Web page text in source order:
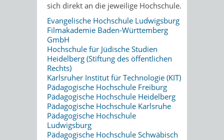
sich direkt an die jeweilige Hochschule.
Evangelische Hochschule Ludwigsburg
Filmakademie Baden-Württemberg
GmbH
Hochschule für Jüdische Studien
Heidelberg (Stiftung des öffentlichen
Rechts)
Karlsruher Institut für Technologie (KIT)
Pädagogische Hochschule Freiburg
Pädagogische Hochschule Heidelberg
Pädagogische Hochschule Karlsruhe
Pädagogische Hochschule
Ludwigsburg
Pädagogische Hochschule Schwäbisch